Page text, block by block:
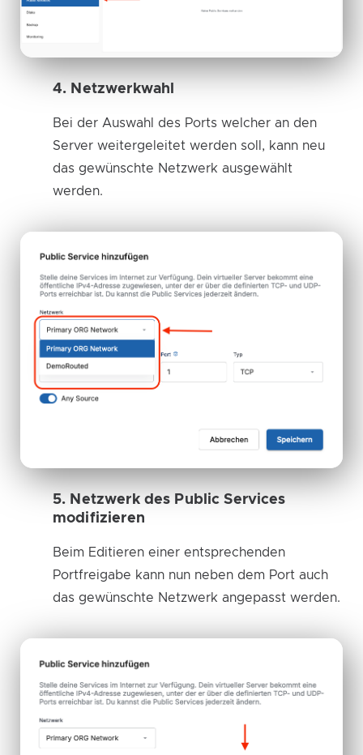
4. Netzwerkwahl
Bei der Auswahl des Ports welcher an den
Server weitergeleitet werden soll, kann neu
das gewünschte Netzwerk ausgewählt
werden.
5. Netzwerk des Public Services
modifizieren
Beim Editieren einer entsprechenden
Portfreigabe kann nun neben dem Port auch
das gewünschte Netzwerk angepasst werden.